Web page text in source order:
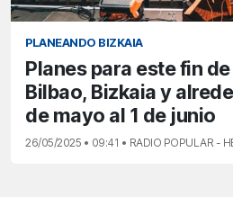
PLANEANDO BIZKAIA
Planes para este fin
Bilbao, Bizkaia y
de mayo al 1 de junio
26/05/2025 • 09:41 • RADIO POPULAR -